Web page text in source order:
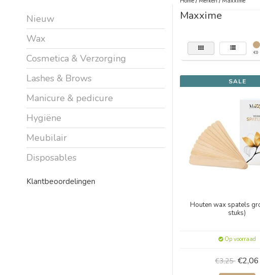
Nieuw
Wax
Cosmetica & Verzorging
Lashes & Brows
Manicure & pedicure
Hygiëne
Meubilair
Disposables
Klantbeoordelingen
Maxxime
€0
SALE
Houten wax spatels
stuks)
Op voorraad
€3,25 €2,06